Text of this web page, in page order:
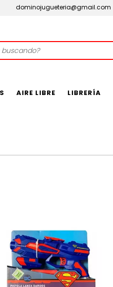
dominojugueteria@gmail.com
AIRE LIBRE LIBRERÍA